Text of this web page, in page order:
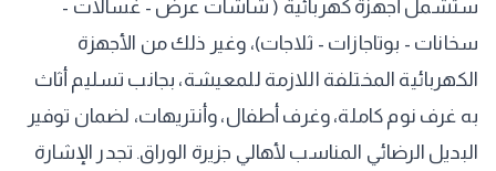
ستشمل أجهزة كهربائية ( شاشات عرض - غسالات -
سخانات - بوتاجازات - ثلاجات)، وغير ذلك من الأجهزة
الكهربائية المختلفة اللازمة للمعيشة، بجانب تسليم أثاث
به غرف نوم كاملة، وغرف أطفال، وأنتريهات، لضمان توفير
البديل الرضائي المناسب لأهالي جزيرة الوراق. تجدر الإشارة